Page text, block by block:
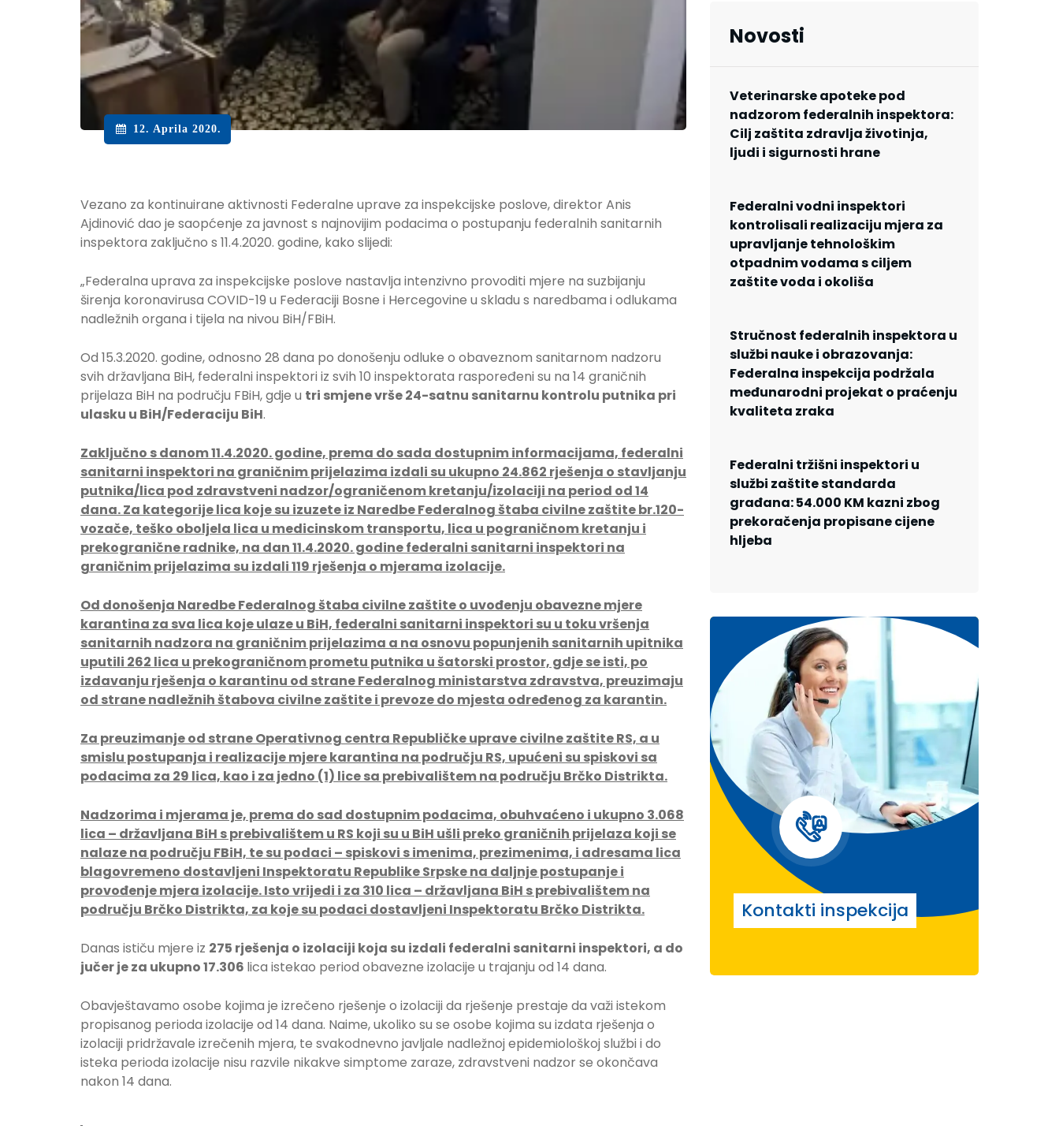
12. Aprila 2020.
Vezano za kontinuirane aktivnosti Federalne uprave za inspekcijske poslove, direktor Anis
Ajdinović dao je saopćenje za javnost s najnovijim podacima o postupanju federalnih sanitarnih
inspektora zaključno s 11.4.2020. godine, kako slijedi:
„Federalna uprava za inspekcijske poslove nastavlja intenzivno provoditi mjere na suzbijanju
širenja koronavirusa COVID-19 u Federaciji Bosne i Hercegovine u skladu s naredbama i odlukama
nadležnih organa i tijela na nivou BiH/FBiH.
Od 15.3.2020. godine, odnosno 28 dana po donošenju odluke o obaveznom sanitarnom nadzoru
svih državljana BiH, federalni inspektori iz svih 10 inspektorata raspoređeni su na 14 graničnih
prijelaza BiH na području FBiH, gdje u tri smjene vrše 24-satnu sanitarnu kontrolu putnika pri
ulasku u BiH/Federaciju BiH.
Zaključno s danom11.4.2020. godine, prema do sada dostupnim informacijama, federalni
sanitarni inspektori na graničnim prijelazima izdali su ukupno 24.862 rješenja o stavljanju
putnika/lica pod zdravstveni nadzor/ograničenom kretanju/izolaciji na period od 14
dana. Za kategorije lica koje su izuzete iz Naredbe Federalnog štaba civilne zaštite br.120-
vozače, teško oboljela lica u medicinskom transportu, lica u pograničnom kretanju i
prekogranične radnike, na dan 11.4.2020. godine federalni sanitarni inspektori na
graničnim prijelazima su izdali 119 rješenja o mjerama izolacije.
Od donošenja Naredbe Federalnog štaba civilne zaštite o uvođenju obavezne mjere
karantina za sva lica koje ulaze u BiH, federalni sanitarni inspektori su u toku vršenja
sanitarnih nadzora na graničnim prijelazima a na osnovu popunjenih sanitarnih upitnika
uputili 262 lica u prekograničnom prometu putnika u šatorski prostor, gdje se isti, po
izdavanju rješenja o karantinu od strane Federalnog ministarstva zdravstva, preuzimaju
od strane nadležnih štabova civilne zaštite i prevoze do mjesta određenog za karantin.
Za preuzimanje od strane Operativnog centra Republičke uprave civilne zaštite RS, a u
smislu postupanja i realizacije mjere karantina na području RS, upućeni su spiskovi sa
podacima za 29 lica, kao i za jedno (1) lice sa prebivalištem na području Brčko Distrikta.
Nadzorima i mjerama je, prema do sad dostupnim podacima, obuhvaćeno i ukupno 3.068
lica – državljana BiH s prebivalištem u RS koji su u BiH ušli preko graničnih prijelaza koji se
nalaze na području FBiH, te su podaci – spiskovi s imenima, prezimenima, i adresama lica
blagovremeno dostavljeni Inspektoratu Republike Srpske na daljnje postupanje i
provođenje mjera izolacije. Isto vrijedi i za 310 lica – državljana BiH s prebivalištem na
području Brčko Distrikta, za koje su podaci dostavljeni Inspektoratu Brčko Distrikta.
Danas ističu mjere iz 275 rješenja o izolaciji koja su izdali federalni sanitarni inspektori, a do
jučer je za ukupno17.306 lica istekao period obavezne izolacije u trajanju od 14 dana.
Obavještavamo osobe kojima je izrečeno rješenje o izolaciji da rješenje prestaje da važi istekom
propisanog perioda izolacije od 14 dana. Naime, ukoliko su se osobe kojima su izdata rješenja o
izolaciji pridržavale izrečenih mjera, te svakodnevno javljale nadležnoj epidemiološkoj službi i do
isteka perioda izolacije nisu razvile nikakve simptome zaraze, zdravstveni nadzor se okončava
nakon 14 dana.
Novosti
Veterinarske apoteke pod
nadzorom federalnih inspektora:
Cilj zaštita zdravlja životinja,
ljudi i sigurnosti hrane
Federalni vodni inspektori
kontrolisali realizaciju mjera za
upravljanje tehnološkim
otpadnim vodama s ciljem
zaštite voda i okoliša
Stručnost federalnih inspektora u
službi nauke i obrazovanja:
Federalna inspekcija podržala
međunarodni projekat o praćenju
kvaliteta zraka
Federalni tržišni inspektori u
službi zaštite standarda
građana: 54.000 KM kazni zbog
prekoračenja propisane cijene
hljeba
Kontakti inspekcija